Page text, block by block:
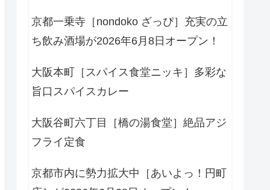
京都一乗寺［nondoko ざっぴ］充実の立
ち飲み酒場が2026年6月8日オープン！
大阪本町［スパイス食堂ニッキ］多彩な
旨口スパイスカレー
大阪谷町六丁目［橋の湯食堂］絶品アジ
フライ定食
京都市内に勢力拡大中［あいよっ！円町